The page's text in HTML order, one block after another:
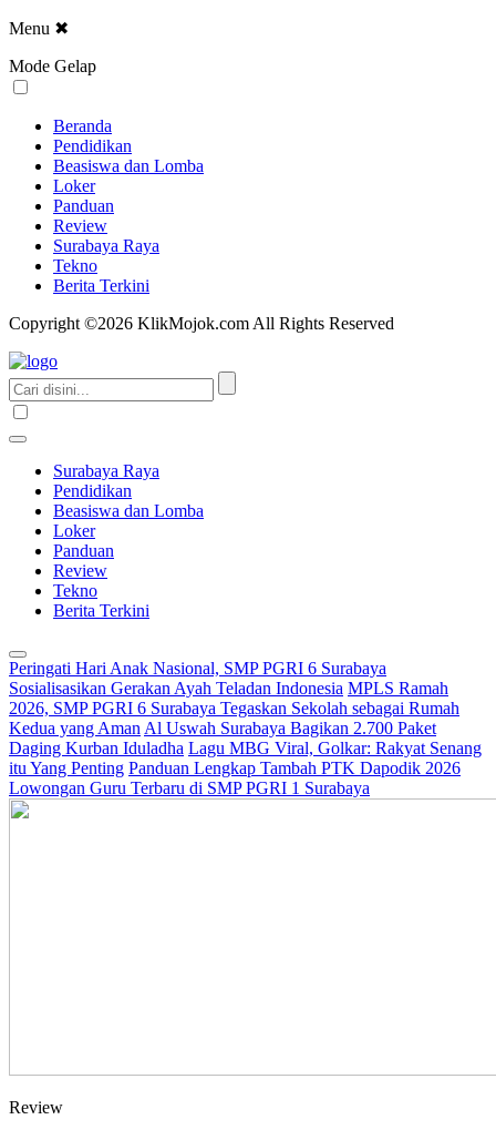
Menu ✖
Mode Gelap
Beranda
Pendidikan
Beasiswa dan Lomba
Loker
Panduan
Review
Surabaya Raya
Tekno
Berita Terkini
Copyright ©2026 KlikMojok.com All Rights Reserved
Surabaya Raya
Pendidikan
Beasiswa dan Lomba
Loker
Panduan
Review
Tekno
Berita Terkini
Peringati Hari Anak Nasional, SMP PGRI 6 Surabaya
Sosialisasikan Gerakan Ayah Teladan Indonesia MPLS Ramah
2026, SMP PGRI 6 Surabaya Tegaskan Sekolah sebagai Rumah
Kedua yang Aman Al Uswah Surabaya Bagikan 2.700 Paket
Daging Kurban Iduladha Lagu MBG Viral, Golkar: Rakyat Senang
itu Yang Penting Panduan Lengkap Tambah PTK Dapodik 2026
Lowongan Guru Terbaru di SMP PGRI 1 Surabaya
Review